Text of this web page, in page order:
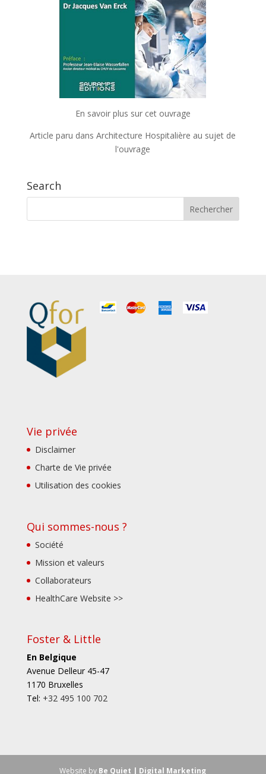
En savoir plus sur cet ouvrage
Article paru dans Architecture Hospitalière au sujet de
l'ouvrage
Search
Vie privée
Disclaimer
Charte de Vie privée
Utilisation des cookies
Qui sommes-nous ?
Société
Mission et valeurs
Collaborateurs
HealthCare Website >>
Foster & Little
En Belgique
Avenue Delleur 45-47
1170 Bruxelles
Tel: +32 495 100 702
Website by Be Quiet | Digital Marketing